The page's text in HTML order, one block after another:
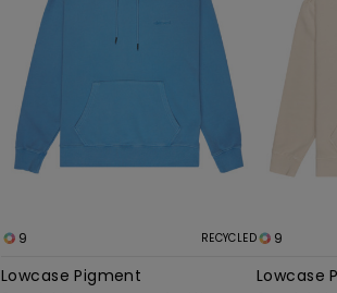
9 RECYCLED
Lowcase Pigment
9
Lowcase